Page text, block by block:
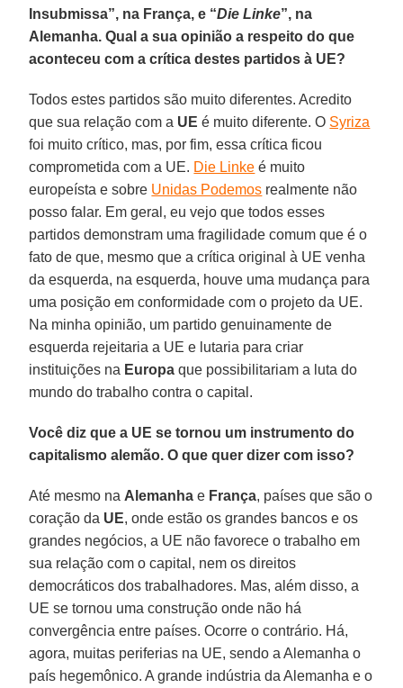
Insubmissa”, na França, e “Die Linke”, na
Alemanha. Qual a sua opinião a respeito do que
aconteceu com a crítica destes partidos à UE?
Todos estes partidos são muito diferentes. Acredito
que sua relação com a UE é muito diferente. O Syriza
foi muito crítico, mas, por fim, essa crítica ficou
comprometida com a UE. Die Linke é muito
europeísta e sobre Unidas Podemos realmente não
posso falar. Em geral, eu vejo que todos esses
partidos demonstram uma fragilidade comum que é o
fato de que, mesmo que a crítica original à UE venha
da esquerda, na esquerda, houve uma mudança para
uma posição em conformidade com o projeto da UE.
Na minha opinião, um partido genuinamente de
esquerda rejeitaria a UE e lutaria para criar
instituições na Europa que possibilitariam a luta do
mundo do trabalho contra o capital.
Você diz que a UE se tornou um instrumento do
capitalismo alemão. O que quer dizer com isso?
Até mesmo na Alemanha e França, países que são o
coração da UE, onde estão os grandes bancos e os
grandes negócios, a UE não favorece o trabalho em
sua relação com o capital, nem os direitos
democráticos dos trabalhadores. Mas, além disso, a
UE se tornou uma construção onde não há
convergência entre países. Ocorre o contrário. Há,
agora, muitas periferias na UE, sendo a Alemanha o
país hegemônico. A grande indústria da Alemanha e o